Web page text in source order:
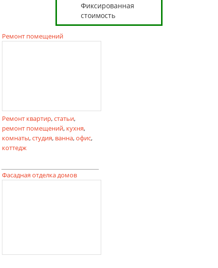
Фиксированная
стоимость
Ремонт помещений
Ремонт квартир,статьи,
ремонт помещений, кухня,
комнаты,студия, ванна,офис,
коттедж
Фасадная отделка домов